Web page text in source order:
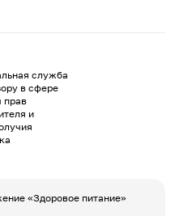
служба
в сфере
прав
и
«Здоровое питание»